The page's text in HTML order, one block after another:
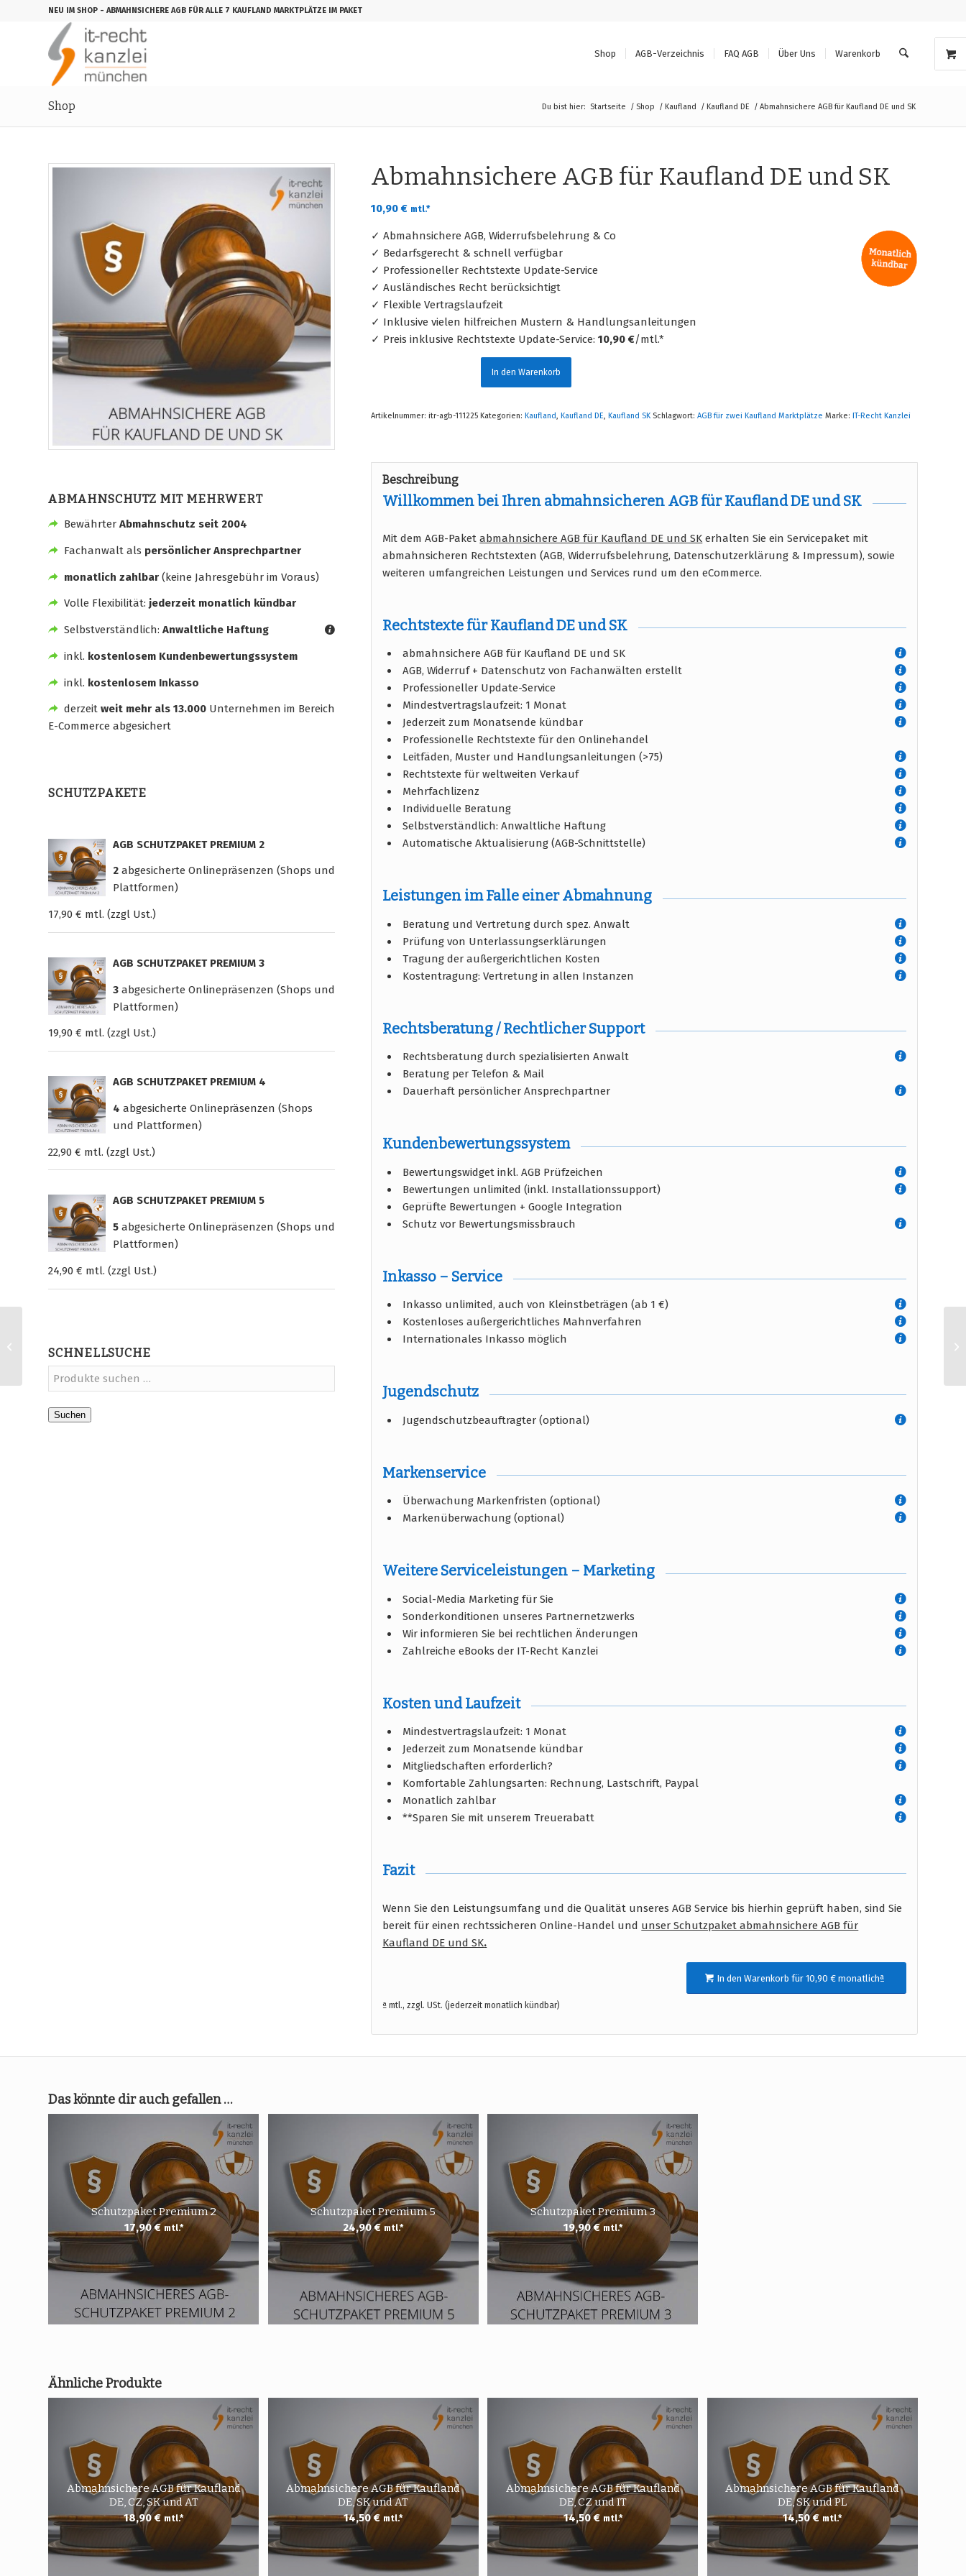
NEU IM SHOP - ABMAHNSICHERE AGB FÜR ALLE 7 KAUFLAND MARKTPLÄTZE IM PAKET
Shop AGB-Verzeichnis FAQ AGB Über Uns Warenkorb
Shop Du bist hier: Startseite / Shop / Kaufland / Kaufland DE / Abmahnsichere AGB für Kaufland DE und SK
ABMAHNSCHUTZ MIT MEHRWERT
BewährterAbmahnschutz seit 2004
Fachanwalt als persönlicher Ansprechpartner
monatlich zahlbar(keine Jahresgebühr im Voraus)
Volle Flexibilität: jederzeit monatlich kündbar
Selbstverständlich: Anwaltliche Haftung
inkl. kostenlosem Kundenbewertungssystem
inkl. kostenlosem Inkasso
derzeit weit mehr als 13.000Unternehmen im Bereich
E-Commerce abgesichert
SCHUTZPAKETE
AGB SCHUTZPAKET PREMIUM 2
2 abgesicherte Onlinepräsenzen (Shops und
Plattformen)
17,90 € mtl. (zzgl Ust.)
AGB SCHUTZPAKET PREMIUM 3
3 abgesicherte Onlinepräsenzen (Shops und
Plattformen)
19,90 € mtl. (zzgl Ust.)
AGB SCHUTZPAKET PREMIUM 4
4 abgesicherte Onlinepräsenzen (Shops
und Plattformen)
22,90 € mtl. (zzgl Ust.)
AGB SCHUTZPAKET PREMIUM 5
5 abgesicherte Onlinepräsenzen (Shops und
Plattformen)
24,90 € mtl. (zzgl Ust.)
SCHNELLSUCHE
Suchen
Abmahnsichere AGB für Kaufland DE und SK
10,90€ mtl.*
✓ Abmahnsichere AGB, Widerrufsbelehrung & Co
✓ Bedarfsgerecht & schnell verfügbar
✓ Professioneller Rechtstexte Update-Service
✓ Ausländisches Recht berücksichtigt
✓ Flexible Vertragslaufzeit
✓ Inklusive vielen hilfreichen Mustern & Handlungsanleitungen
✓ Preis inklusive Rechtstexte Update-Service:10,90 €/mtl.*
In den Warenkorb
Artikelnummer:itr-agb-111225 Kategorien:Kaufland ,Kaufland DE ,Kaufland SK Schlagwort:AGB für zwei Kaufland Marktplätze Marke:IT-Recht Kanzlei
Beschreibung
Willkommen bei Ihren abmahnsicheren AGB für Kaufland DE und SK
Mit dem AGB-Paketabmahnsichere AGB für Kaufland DE und SK erhalten Sie ein Servicepaket mit
abmahnsicheren Rechtstexten (AGB, Widerrufsbelehrung, Datenschutzerklärung & Impressum), sowie
weiteren umfangreichen Leistungen und Services rund um den eCommerce.
Rechtstexte für Kaufland DE und SK
abmahnsichere AGB für Kaufland DE und SK
AGB, Widerruf + Datenschutz von Fachanwälten erstellt
Professioneller Update-Service
Mindestvertragslaufzeit: 1 Monat
Jederzeit zum Monatsende kündbar
Professionelle Rechtstexte für den Onlinehandel
Leitfäden, Muster und Handlungsanleitungen (>75)
Rechtstexte für weltweiten Verkauf
Mehrfachlizenz
Individuelle Beratung
Selbstverständlich: Anwaltliche Haftung
Automatische Aktualisierung (AGB-Schnittstelle)
Leistungen im Falle einer Abmahnung
Beratung und Vertretung durch spez. Anwalt
Prüfung von Unterlassungserklärungen
Tragung der außergerichtlichen Kosten
Kostentragung: Vertretung in allen Instanzen
Rechtsberatung / Rechtlicher Support
Rechtsberatung durch spezialisierten Anwalt
Beratung per Telefon & Mail
Dauerhaft persönlicher Ansprechpartner
Kundenbewertungssystem
Bewertungswidget inkl. AGB Prüfzeichen
Bewertungen unlimited (inkl. Installationssupport)
Geprüfte Bewertungen + Google Integration
Schutz vor Bewertungsmissbrauch
Inkasso – Service
Inkasso unlimited, auch von Kleinstbeträgen (ab 1 €)
Kostenloses außergerichtliches Mahnverfahren
Internationales Inkasso möglich
Jugendschutz
Jugendschutzbeauftragter (optional)
Markenservice
Überwachung Markenfristen (optional)
Markenüberwachung (optional)
Weitere Serviceleistungen – Marketing
Social-Media Marketing für Sie
Sonderkonditionen unseres Partnernetzwerks
Wir informieren Sie bei rechtlichen Änderungen
Zahlreiche eBooks der IT-Recht Kanzlei
Kosten und Laufzeit
Mindestvertragslaufzeit: 1 Monat
Jederzeit zum Monatsende kündbar
Mitgliedschaften erforderlich?
Komfortable Zahlungsarten: Rechnung, Lastschrift, Paypal
Monatlich zahlbar
**Sparen Sie mit unserem Treuerabatt
Fazit
Wenn Sie den Leistungsumfang und die Qualität unseres AGB Service bis hierhin geprüft haben, sind Sie
bereit für einen rechtssicheren Online-Handel und unser Schutzpaket abmahnsichere AGB für
Kaufland DE und SK.
In den Warenkorb für 10,90 € monatlichª
ª mtl., zzgl. USt. (jederzeit monatlich kündbar)
Das könnte dir auch gefallen …
Schutzpaket Premium 2
17,90€ mtl.*
Schutzpaket Premium 5
24,90€ mtl.*
Schutzpaket Premium 3
19,90€ mtl.*
Ähnliche Produkte
Abmahnsichere AGB für Kaufland
DE, CZ, SK und AT
18,90€ mtl.*
Abmahnsichere AGB für Kaufland
DE, SK und AT
14,50€ mtl.*
Abmahnsichere AGB für Kaufland
DE, CZ und IT
14,50€ mtl.*
Abmahnsichere AGB für Kaufland
DE, SK und PL
14,50€ mtl.*
Kaufland DE und CZ